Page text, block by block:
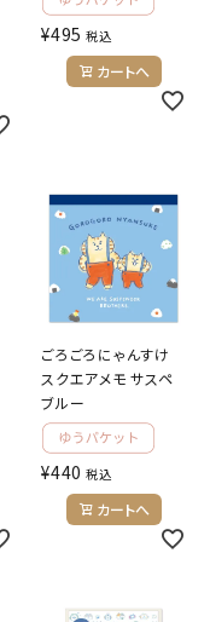
¥495 税込
カートへ
ごろごろにゃんすけ
スクエアメモ サスペ
ブルー
¥440 税込
カートへ